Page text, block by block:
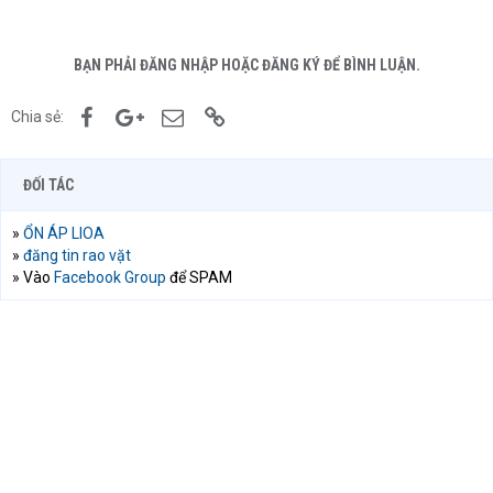
BẠN PHẢI ĐĂNG NHẬP HOẶC ĐĂNG KÝ ĐỂ BÌNH LUẬN.
Chia sẻ: FacebookGoogle+Email
ĐỐI TÁC
» ỔN ÁP LIOA
» đăng tin rao vặt
» Vào Facebook Group để SPAM